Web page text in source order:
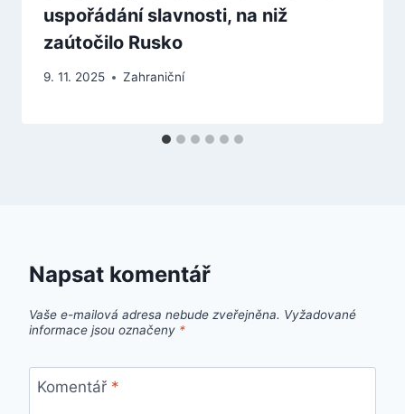
uspořádání slavnosti, na niž
zaútočilo Rusko
9. 11. 2025 Zahraniční
Napsat komentář
Vaše e-mailová adresa nebude zveřejněna. Vyžadované
informace jsou označeny *
Komentář *